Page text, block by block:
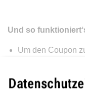
Und so
Um den Coupon
Tragen sie noch